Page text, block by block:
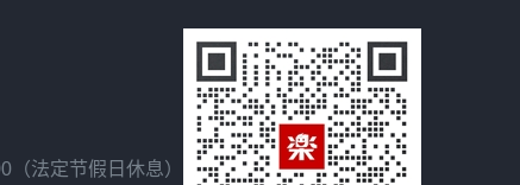
（法定节假日休息）